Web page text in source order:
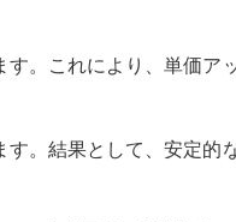
。これにより、単価ア
。結果として、安定的